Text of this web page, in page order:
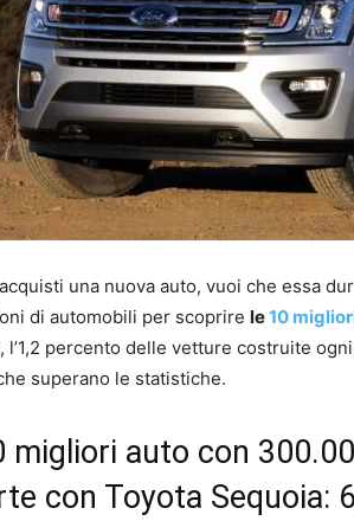
una nuova auto, vuoi che essa
di automobili per scoprire le10
l’1,2 percento delle vetture costruite
superano le statistiche.
migliori auto con
con Toyota Sequoia: